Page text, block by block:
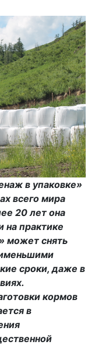
в упаковке»
всего мира
20 лет она
на практике
может снять
сроки, даже в
кормов
в